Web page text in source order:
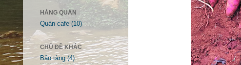
HÀNG QUÁN
Quán cafe (10)
CHỦ ĐỀ KHÁC
Bảo tàng (4)